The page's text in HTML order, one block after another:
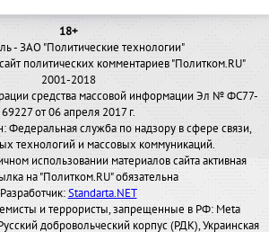
18+
- ЗАО "Политические технологии"
политических комментариев "Политком.RU"
2001-2018
средства массовой информации Эл № ФС77-
69227 от 06 апреля 2017 г.
Федеральная служба по надзору в сфере связи,
технологий и массовых коммуникаций.
использовании материалов сайта активная
на "Политком.RU" обязательна
Разработчик:Standarta.NET
и террористы, запрещенные в РФ: Meta
добровольческий корпус (РДК), Украинская